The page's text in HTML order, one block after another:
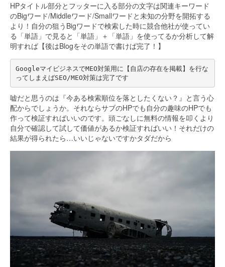
HPタイトル部分とフッターに入る部分の文字は関連キーワード
のBigワード/Middleワード/Smallワードと未知の分野を開拓する
より！自分の狙うBigワードで検索した時に競合他社が使ってい
る「単語」で見ると「単語」＋「単語」を使ってるか分析して解
明すれば【後はBlogをその単語で書けば完了！】
GoogleマイビジネスでMEO対策用に【自店の存在を掲載】を行な
ってしまえばSEO/MEO対策は完了です
嘘だと思うのは『今ある検索順位を落としたくない？』と言う心
配からでしょうか。それならサブのHPでも自分の趣味のHPでも
作って検証すればいいのです。頭ごなしに無料の情報を叩くより
自分で確認して試して価値があるか検証すればいい！それだけの
結果が得られたら…いいじゃないですかタダだから